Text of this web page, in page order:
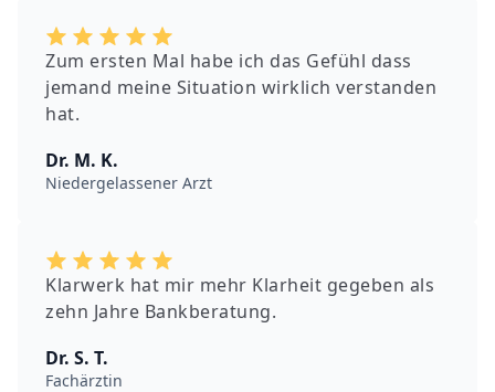
Zum ersten Mal habe ich das Gefühl dass
jemand meine Situation wirklich verstanden
hat.
Dr. M. K.
Niedergelassener Arzt
Klarwerk hat mir mehr Klarheit gegeben als
zehn Jahre Bankberatung.
Dr. S. T.
Fachärztin